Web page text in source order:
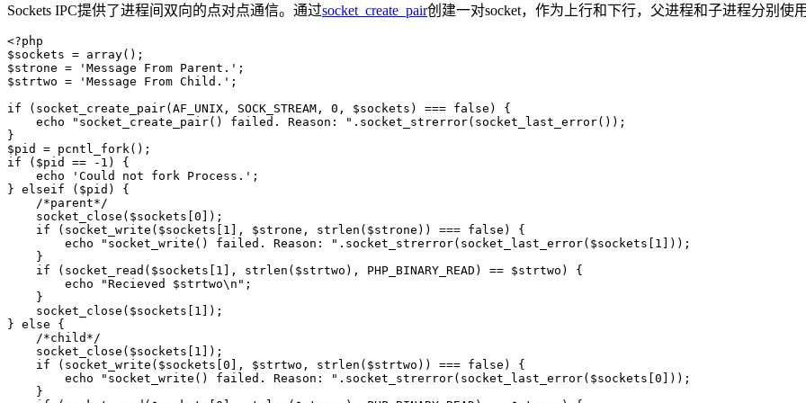
Sockets IPC提供了进程间双向的点对点通信。通过socket_create_pair创建一对socket，作为上行和下行，父进程和子进程分别使
<?php
$sockets = array();
$strone = 'Message From Parent.';
$strtwo = 'Message From Child.';
if (socket_create_pair(AF_UNIX, SOCK_STREAM, 0, $sockets) === false) {
    echo "socket_create_pair() failed. Reason: ".socket_strerror(socket_last_error());
}
$pid = pcntl_fork();
if ($pid == -1) {
    echo 'Could not fork Process.';
} elseif ($pid) {
    /*parent*/
    socket_close($sockets[0]);
    if (socket_write($sockets[1], $strone, strlen($strone)) === false) {
        echo "socket_write() failed. Reason: ".socket_strerror(socket_last_error($sockets[1]));
    }
    if (socket_read($sockets[1], strlen($strtwo), PHP_BINARY_READ) == $strtwo) {
        echo "Recieved $strtwo\n";
    }
    socket_close($sockets[1]);
} else {
    /*child*/
    socket_close($sockets[1]);
    if (socket_write($sockets[0], $strtwo, strlen($strtwo)) === false) {
        echo "socket_write() failed. Reason: ".socket_strerror(socket_last_error($sockets[0]));
    }